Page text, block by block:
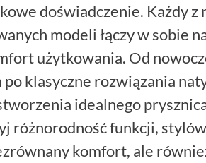
doświadczenie. Każdy z
modeli łączy w sobie
użytkowania. Od
klasyczne rozwiązania
idealnego
różnorodność funkcji,
komfort, ale